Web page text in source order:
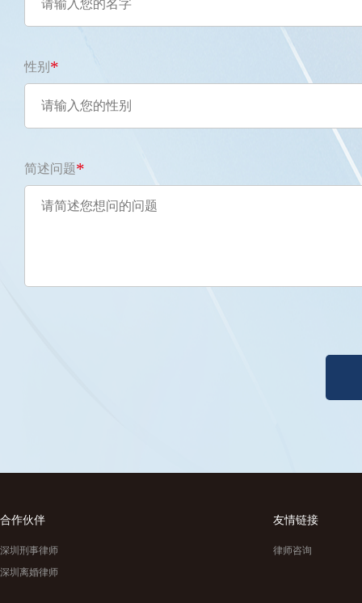
性别 *
简述问题*
合作伙伴
深圳刑事律师
深圳离婚律师
友情链接
律师咨询